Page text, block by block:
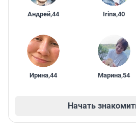
Андрей,44 Irina,40
Ирина,44 Марина,54
Начать